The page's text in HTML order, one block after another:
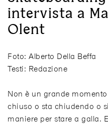
intervista a
Olent
Foto: Alberto Della Beffa
Testi: Redazione
Non è un grande
chiuso o sta chiudendo o
maniere per stare a galla.